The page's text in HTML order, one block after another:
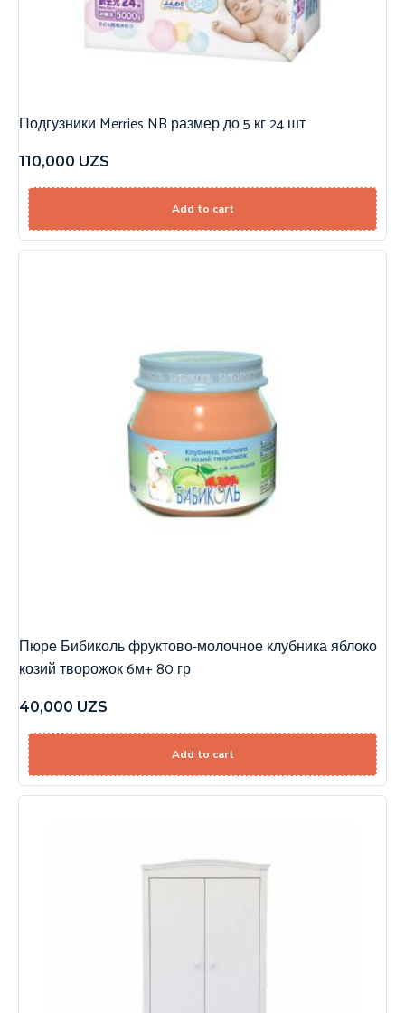
Подгузники Merries NB размер до 5 кг 24 шт
110,000 UZS
Add to cart
Пюре Бибиколь фруктово-молочное клубника яблоко
козий творожок 6м+ 80 гр
40,000 UZS
Add to cart